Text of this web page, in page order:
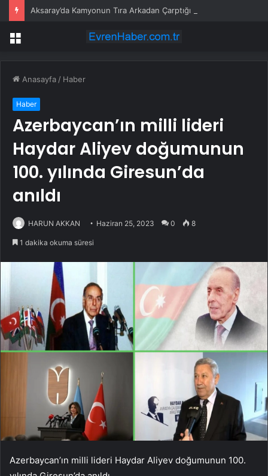
Menü
Anasayfa / Haber
Haber
Azerbaycan’ın milli lideri
Haydar Aliyev doğumunun
100. yılında Giresun’da
anıldı
HARUN AKKAN Haziran 25, 2023 0 8
1 dakika okuma süresi
Azerbaycan’ın milli lideri Haydar Aliyev doğumunun 100.